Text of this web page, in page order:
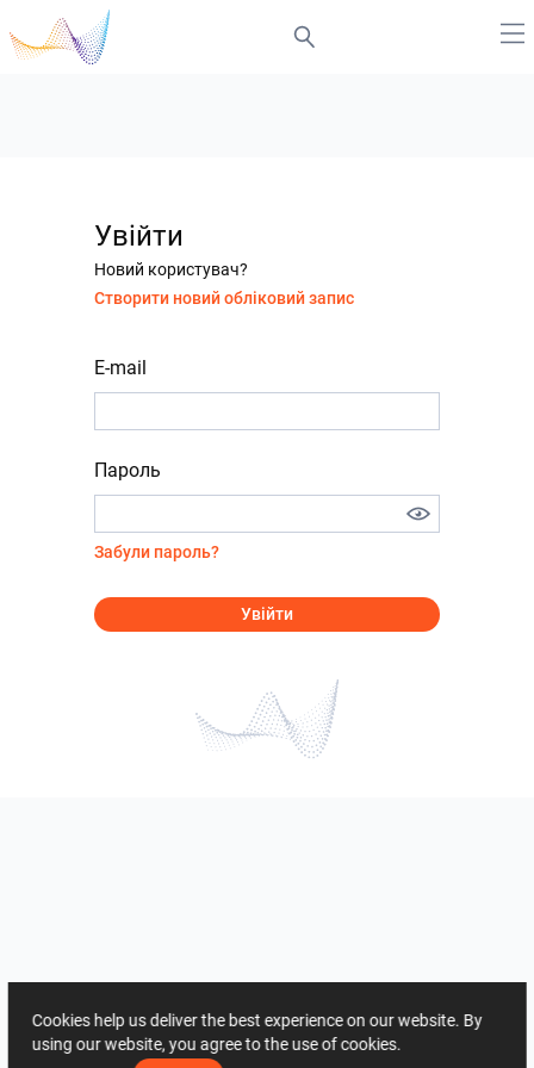
Увійти
Новий користувач?
Створити новий обліковий запис
E-mail
Пароль
Забули пароль?
Увійти
Cookies help us deliver the best experience on our website. By
using our website, you agree to the use of cookies.